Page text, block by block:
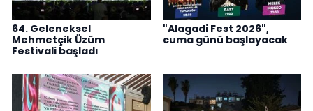
64. Geleneksel
Mehmetçik Üzüm
Festivali başladı
"Alagadi Fest 2026",
cuma günü başlayacak